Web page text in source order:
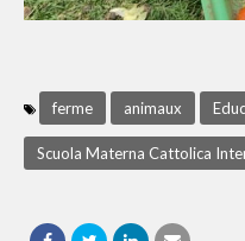
ferme animaux
Scuola Materna Cattolica